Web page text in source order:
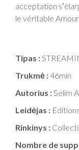
acceptation
le véritable Amour.
Tipas :
Trukmė :46min
Autorius :Selim
Leidėjas :
Rinkinys :
Nombre de